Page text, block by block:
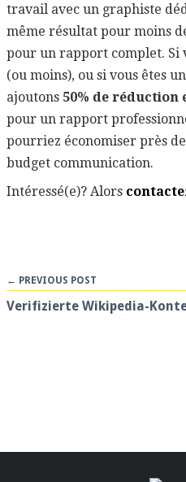
Comment
travail avec un graphiste
même résultat pour moins
pour un rapport complet. Si
(ou moins), ou si vous êtes
ajoutons 50% de réduction
pour un rapport
pourriez économiser près de
budget communication.
Intéressé(e)? Alors
← PREVIOUS POST
Verifizierte Wikipedia-